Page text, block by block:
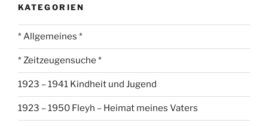
KATEGORIEN
* Allgemeines *
* Zeitzeugensuche *
1923 – 1941 Kindheit und Jugend
1923 – 1950 Fleyh – Heimat meines Vaters